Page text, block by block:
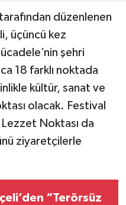
düzenlenen
üçüncü kez
şehri
18 farklı noktada
kültür, sanat ve
olacak. Festival
Noktası da
ziyaretçilerle
“Terörsüz